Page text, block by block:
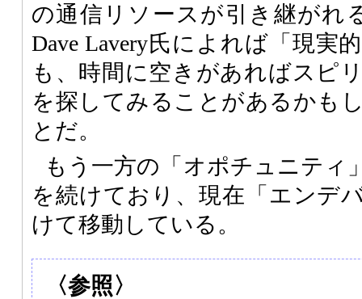
の通信リソースが引き継がれ
Dave Lavery氏によれば「現実
も、時間に空きがあればスピ
を探してみることがあるかも
とだ。
もう一方の「オポチュニティ
を続けており、現在「エンデ
けて移動している。
〈参照〉